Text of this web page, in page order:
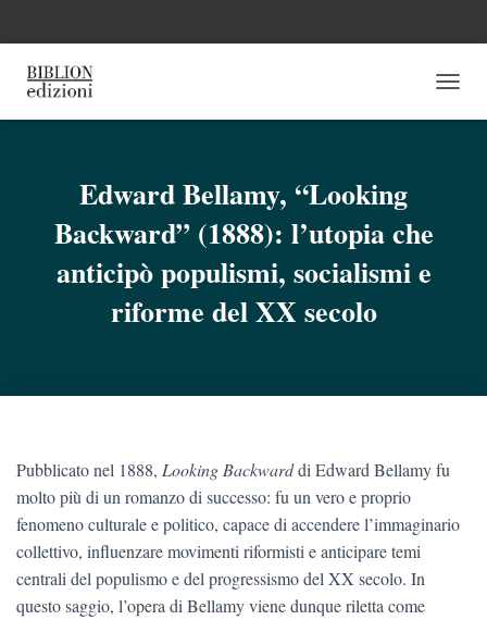
A
Edward Bellamy, “Looking
Backward” (1888): l’utopia che
anticipò populismi, socialismi e
riforme del XX secolo
Pubblicato nel 1888, Looking Backwarddi Edward Bellamy fu
molto più di un romanzo di successo: fu un vero e proprio
fenomeno culturale e politico, capace di accendere l’immaginario
collettivo, influenzare movimenti riformisti e anticipare temi
centrali del populismo e del progressismo del XX secolo. In
questo saggio, l’opera di Bellamy viene dunque riletta come